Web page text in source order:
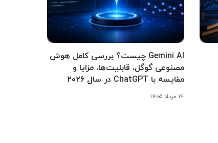
Gemini AI چیست؟ بررسی کامل هوش
مصنوعی گوگل، قابلیت‌ها، مزایا و
مقایسه با ChatGPT در سال ۲۰۲۶
۱۴ مرداد ۱۴۰۵